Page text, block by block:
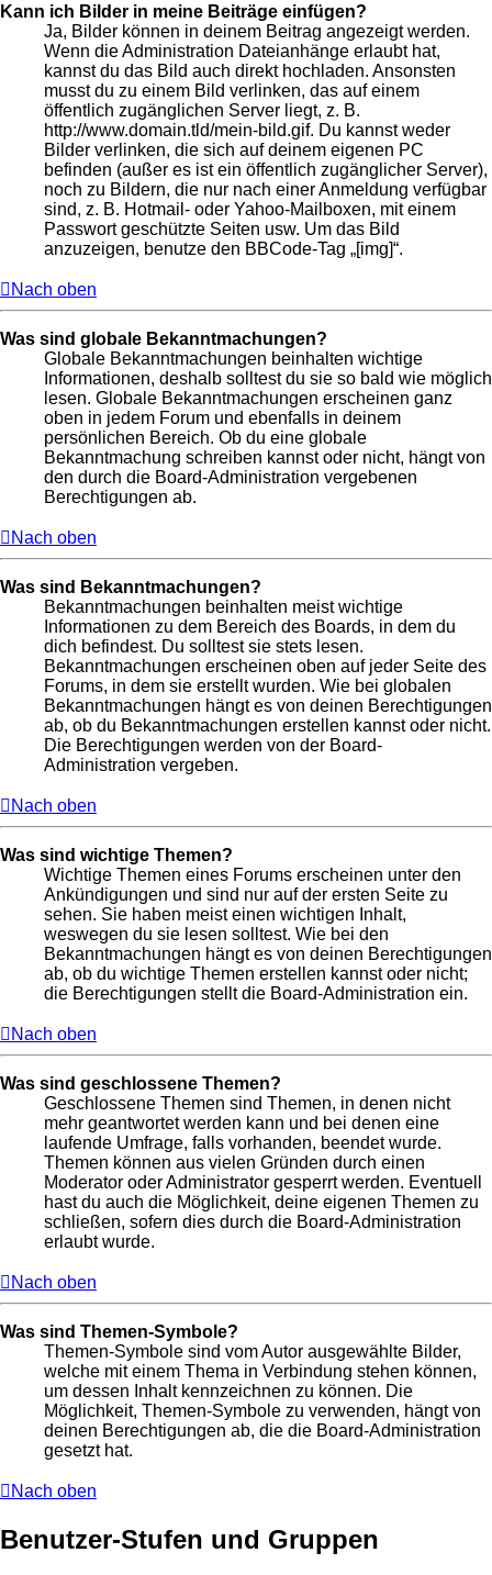
Kann ich Bilder in meine Beiträge einfügen?
Ja, Bilder können in deinem Beitrag angezeigt werden.
Wenn die Administration Dateianhänge erlaubt hat,
kannst du das Bild auch direkt hochladen. Ansonsten
musst du zu einem Bild verlinken, das auf einem
öffentlich zugänglichen Server liegt, z. B.
http://www.domain.tld/mein-bild.gif. Du kannst weder
Bilder verlinken, die sich auf deinem eigenen PC
befinden (außer es ist ein öffentlich zugänglicher Server),
noch zu Bildern, die nur nach einer Anmeldung verfügbar
sind, z. B. Hotmail- oder Yahoo-Mailboxen, mit einem
Passwort geschützte Seiten usw. Um das Bild
anzuzeigen, benutze den BBCode-Tag „[img]“.
Nach oben
Was sind globale Bekanntmachungen?
Globale Bekanntmachungen beinhalten wichtige
Informationen, deshalb solltest du sie so bald wie möglich
lesen. Globale Bekanntmachungen erscheinen ganz
oben in jedem Forum und ebenfalls in deinem
persönlichen Bereich. Ob du eine globale
Bekanntmachung schreiben kannst oder nicht, hängt von
den durch die Board-Administration vergebenen
Berechtigungen ab.
Nach oben
Was sind Bekanntmachungen?
Bekanntmachungen beinhalten meist wichtige
Informationen zu dem Bereich des Boards, in dem du
dich befindest. Du solltest sie stets lesen.
Bekanntmachungen erscheinen oben auf jeder Seite des
Forums, in dem sie erstellt wurden. Wie bei globalen
Bekanntmachungen hängt es von deinen Berechtigungen
ab, ob du Bekanntmachungen erstellen kannst oder nicht.
Die Berechtigungen werden von der Board-
Administration vergeben.
Nach oben
Was sind wichtige Themen?
Wichtige Themen eines Forums erscheinen unter den
Ankündigungen und sind nur auf der ersten Seite zu
sehen. Sie haben meist einen wichtigen Inhalt,
weswegen du sie lesen solltest. Wie bei den
Bekanntmachungen hängt es von deinen Berechtigungen
ab, ob du wichtige Themen erstellen kannst oder nicht;
die Berechtigungen stellt die Board-Administration ein.
Nach oben
Was sind geschlossene Themen?
Geschlossene Themen sind Themen, in denen nicht
mehr geantwortet werden kann und bei denen eine
laufende Umfrage, falls vorhanden, beendet wurde.
Themen können aus vielen Gründen durch einen
Moderator oder Administrator gesperrt werden. Eventuell
hast du auch die Möglichkeit, deine eigenen Themen zu
schließen, sofern dies durch die Board-Administration
erlaubt wurde.
Nach oben
Was sind Themen-Symbole?
Themen-Symbole sind vom Autor ausgewählte Bilder,
welche mit einem Thema in Verbindung stehen können,
um dessen Inhalt kennzeichnen zu können. Die
Möglichkeit, Themen-Symbole zu verwenden, hängt von
deinen Berechtigungen ab, die die Board-Administration
gesetzt hat.
Nach oben
Benutzer-Stufen und Gruppen